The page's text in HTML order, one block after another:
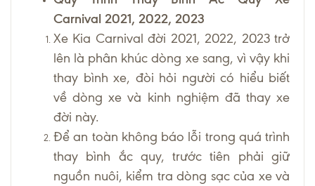
Carnival 2021, 2022, 2023
Xe Kia Carnival đời 2021, 2022, 2023 trở
lên là phân khúc dòng xe sang, vì vậy khi
thay bình xe, đòi hỏi người có hiểu biết
về dòng xe và kinh nghiệm đã thay xe
đời này.
Để an toàn không báo lỗi trong quá trình
thay bình ắc quy, trước tiên phải giữ
nguồn nuôi, kiểm tra dòng sạc của xe và